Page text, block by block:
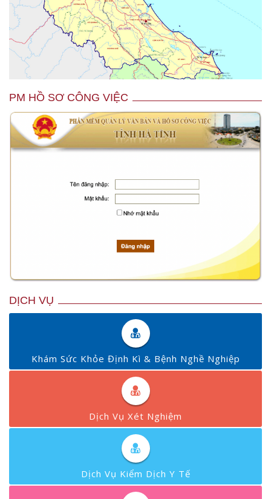
PM HỒ SƠ CÔNG VIỆC
DỊCH VỤ
Khám Sức Khỏe Định Kì & Bệnh Nghề Nghiệp
Dịch Vụ Xét Nghiệm
Dịch Vụ Kiểm Dịch Y Tế